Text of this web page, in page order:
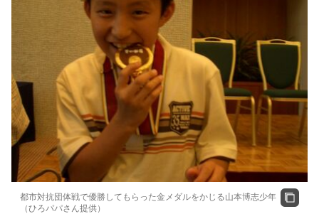
都市対抗団体戦で優勝してもらった金メダルをかじる山本博志少年
（ひろパパさん提供）